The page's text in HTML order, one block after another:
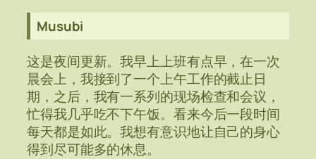
Musubi
这是夜间更新。我早上上班有点早，在一次
晨会上，我接到了一个上午工作的截止日
期，之后，我有一系列的现场检查和会议，
忙得我几乎吃不下午饭。看来今后一段时间
每天都是如此。我想有意识地让自己的身心
得到尽可能多的休息。